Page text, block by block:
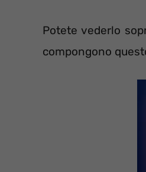
Potete vederlo
compongono